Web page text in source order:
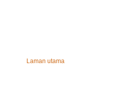
Laman utama